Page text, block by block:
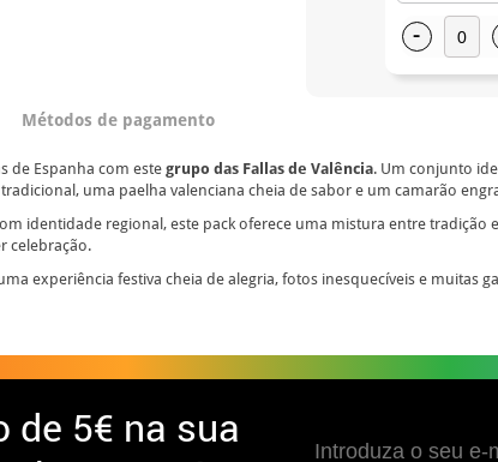
-
Métodos de pagamento
de Espanha com este grupo das Fallas de Valência. Um conjunto
uma paelha valenciana cheia de sabor e um camarão
identidade regional, este pack oferece uma mistura entre
celebração.
experiência festiva cheia de alegria, fotos inesquecíveis e muitas
de 5€ na sua